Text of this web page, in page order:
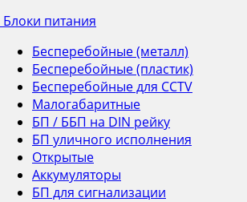
Блоки питания
Бесперебойные (металл)
Бесперебойные (пластик)
Бесперебойные для CCTV
Малогабаритные
БП / ББП на DIN рейку
БП уличного исполнения
Открытые
Аккумуляторы
БП для сигнализации